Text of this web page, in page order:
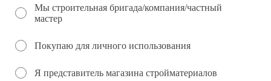
Мы строительная бригада/компания/частный
мастер
Покупаю для личного использования
Я представитель магазина стройматериалов